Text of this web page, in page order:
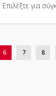
Επιλέξτε για
6 7 8